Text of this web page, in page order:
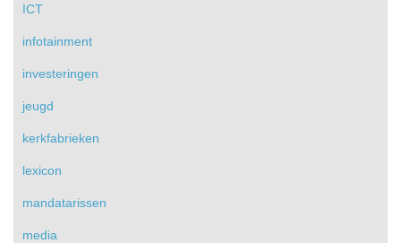
ICT
infotainment
investeringen
jeugd
kerkfabrieken
lexicon
mandatarissen
media